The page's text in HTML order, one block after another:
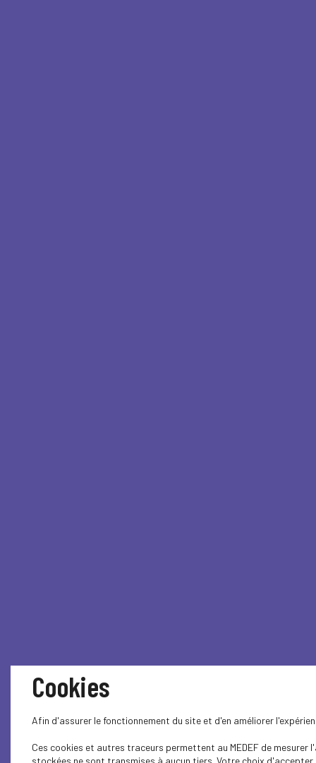
Cookies
Afin d'assurer le fonctionnement du site et d'en améliorer
Ces cookies et autres traceurs permettent au MEDEF de
stockées ne sont transmises à aucun tiers. Votre choix